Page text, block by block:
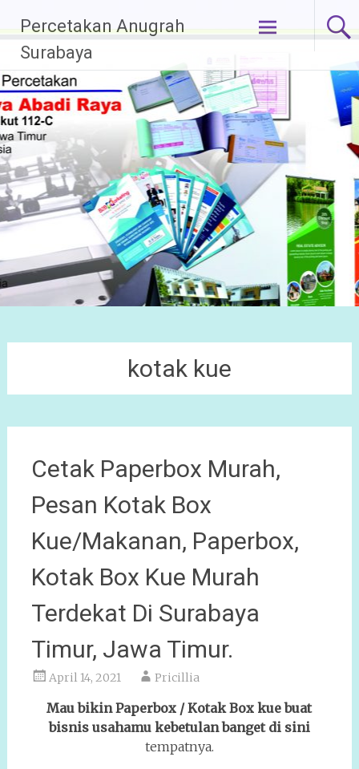
Percetakan Anugrah
Surabaya
Lompat
ke
kotak kue
Cetak Paperbox Murah,
Pesan Kotak Box
Kue/Makanan, Paperbox,
Kotak Box Kue Murah
Terdekat Di Surabaya
Timur, Jawa Timur.
April 14, 2021 Pricillia
Mau bikin Paperbox / Kotak Box kue buat
bisnis usahamu kebetulan banget di sini
tempatnya.